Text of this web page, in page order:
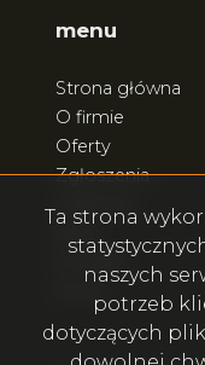
menu
Strona główna
O firmie
Oferty
Zgłoszenia
Kontakt
Ta strona
naszych
potrzeb
dotyczących